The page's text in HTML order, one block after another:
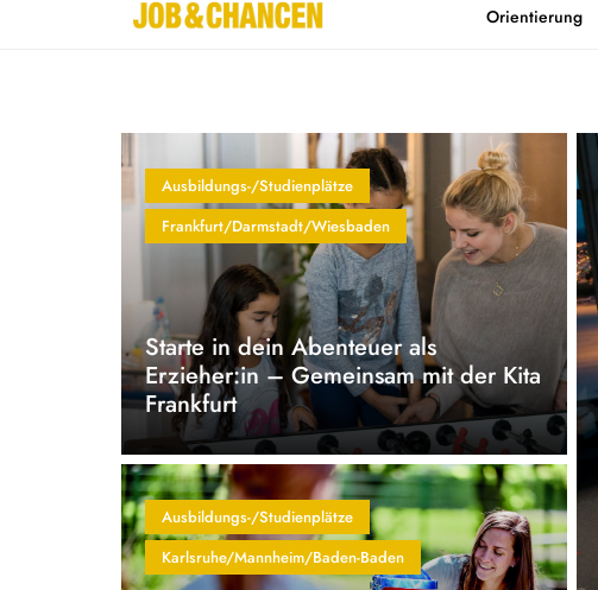
Home Kontakt Orientierung
Ausbildungs-/Studienplätze
Frankfurt/Darmstadt/Wiesbaden
Starte in dein Abenteuer als
Erzieher:in – Gemeinsam mit der Kita
Frankfurt
Ausbildungs-/Studienplätze
Karlsruhe/Mannheim/Baden-Baden